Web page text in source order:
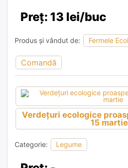
Preț: 13 lei/buc
Produs și vândut de: Fermele
Comandă
Verdețuri ecologice
15 martie
Categorie: Legume